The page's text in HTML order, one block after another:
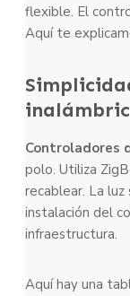
flexible. El
Aquí te
Controladores
polo. Utiliza
recablear. La
instalación del
infraestructura.
Aquí hay una